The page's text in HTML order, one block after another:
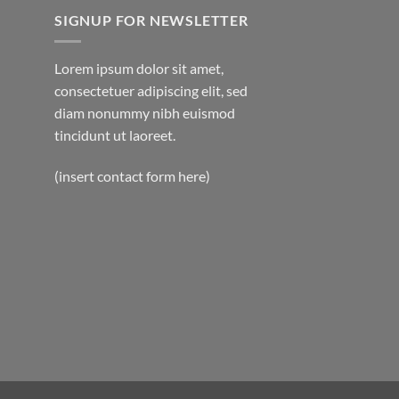
SIGNUP FOR NEWSLETTER
Lorem ipsum dolor sit amet,
consectetuer adipiscing elit, sed
diam nonummy nibh euismod
tincidunt ut laoreet.
(insert contact form here)